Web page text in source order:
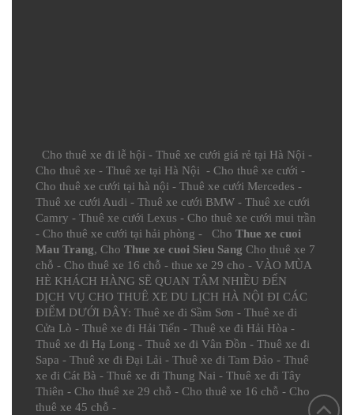
Cho thuê xe đi lễ hội - Thuê xe cưới giá rẻ tại Hà Nội -
Cho thuê xe - Thuê xe tại Hà Nội - Cho thuê xe cưới -
Cho thuê xe cưới tại hà nội - Thuê xe cưới Mercedes -
Thuê xe cưới Audi - Thuê xe cưới BMW - Thuê xe cưới
Camry - Thuê xe cưới Lexus - Cho thuê xe cưới mui trần
- Cho thuê xe cưới tại hải phòng - Cho Thue xe cuoi
Mau Trang, Cho Thue xe cuoi Sieu Sang Cho thuê xe 7
chỗ - Cho thuê xe 16 chỗ - thue xe 29 cho - VÀO MÙA
HÈ KHÁCH HÀNG SẼ QUAN TÂM NHIỀU ĐẾN
DỊCH VỤ CHO THUÊ XE DU LỊCH HÀ NỘI ĐI CÁC
ĐIỂM DƯỚI ĐÂY: Thuê xe đi Sầm Sơn - Thuê xe đi
Cửa Lò - Thuê xe đi Hải Tiến - Thuê xe đi Hải Hòa -
Thuê xe đi Hạ Long - Thuê xe đi Vân Đồn - Thuê xe đi
Sapa - Thuê xe đi Đại Lải - Thuê xe đi Tam Đảo - Thuê
xe đi Cát Bà - Thuê xe đi Thung Nai - Thuê xe đi Tây
Thiên - Cho thuê xe 29 chỗ - Cho thuê xe 16 chỗ - Cho
thuê xe 45 chỗ -